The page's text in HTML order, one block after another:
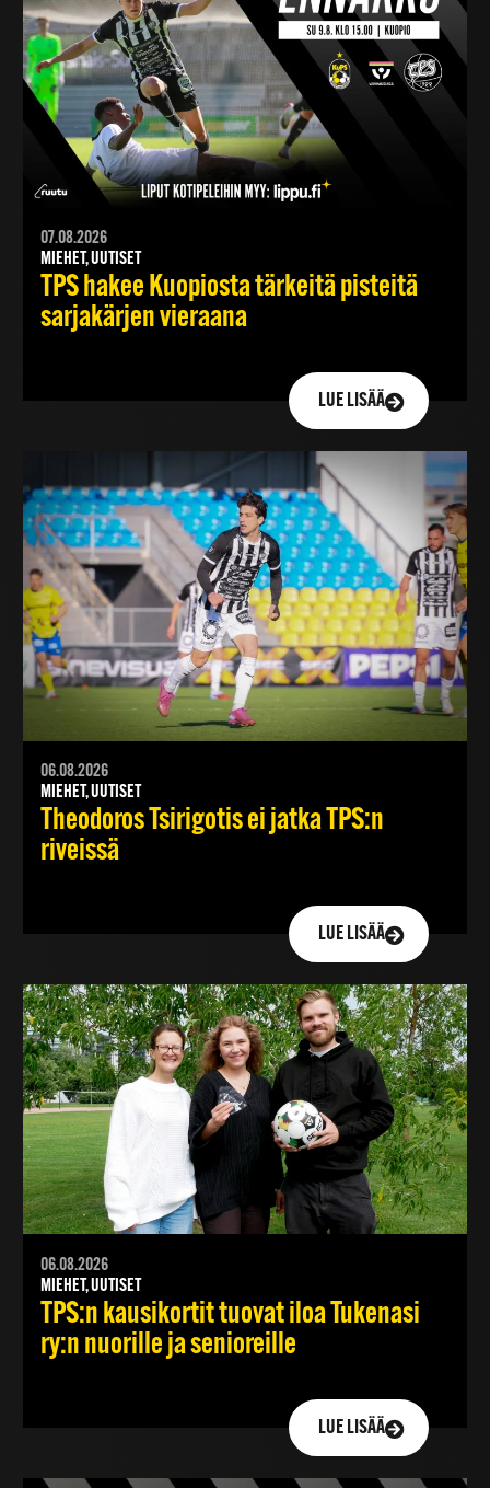
07.08.2026
MIEHET, UUTISET
TPS hakee Kuopiosta tärkeitä pisteitä
sarjakärjen vieraana
LUE LISÄÄ
06.08.2026
MIEHET, UUTISET
Theodoros Tsirigotis ei jatka TPS:n
riveissä
LUE LISÄÄ
06.08.2026
MIEHET, UUTISET
TPS:n kausikortit tuovat iloa Tukenasi
ry:n nuorille ja senioreille
LUE LISÄÄ